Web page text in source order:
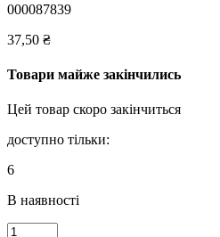
000087839
37,50 ₴
Товари майже закінчились
Цей товар скоро закінчиться
доступно тільки:
6
В наявності
Гірляндя